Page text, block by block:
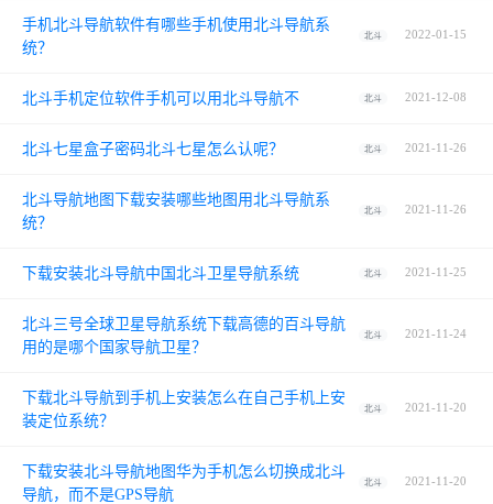
手机北斗导航软件有哪些手机使用北斗导航系
统？
北斗 2022-01-15
北斗手机定位软件手机可以用北斗导航不 北斗 2021-12-08
北斗七星盒子密码北斗七星怎么认呢？ 北斗 2021-11-26
北斗导航地图下载安装哪些地图用北斗导航系
统？
北斗 2021-11-26
下载安装北斗导航中国北斗卫星导航系统 北斗 2021-11-25
北斗三号全球卫星导航系统下载高德的百斗导航
用的是哪个国家导航卫星？
北斗 2021-11-24
下载北斗导航到手机上安装怎么在自己手机上安
装定位系统？
北斗 2021-11-20
下载安装北斗导航地图华为手机怎么切换成北斗
导航，而不是GPS导航
北斗 2021-11-20